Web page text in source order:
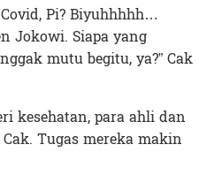
Pi? Biyuhhhhh…
Jokowi. Siapa yang
mutu begitu, ya?” Cak
kesehatan, para ahli dan
Tugas mereka makin